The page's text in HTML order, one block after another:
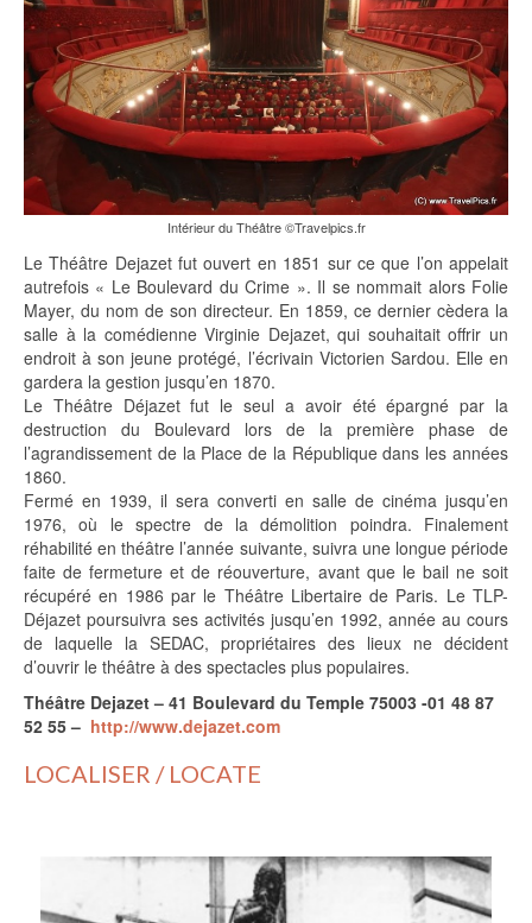
Intérieur du Théâtre ©Travelpics.fr
Le Théâtre Dejazet fut ouvert en 1851 sur ce que l’on appelait
autrefois « Le Boulevard du Crime ». Il se nommait alors Folie
Mayer, du nom de son directeur. En 1859, ce dernier cèdera la
salle à la comédienne Virginie Dejazet, qui souhaitait offrir un
endroit à son jeune protégé, l’écrivain Victorien Sardou. Elle en
gardera la gestion jusqu’en 1870.
Le Théâtre Déjazet fut le seul a avoir été épargné par la
destruction du Boulevard lors de la première phase de
l’agrandissement de la Place de la République dans les années
1860.
Fermé en 1939, il sera converti en salle de cinéma jusqu’en
1976, où le spectre de la démolition poindra. Finalement
réhabilité en théâtre l’année suivante, suivra une longue période
faite de fermeture et de réouverture, avant que le bail ne soit
récupéré en 1986 par le Théâtre Libertaire de Paris. Le TLP-
Déjazet poursuivra ses activités jusqu’en 1992, année au cours
de laquelle la SEDAC, propriétaires des lieux ne décident
d’ouvrir le théâtre à des spectacles plus populaires.
Théâtre Dejazet – 41 Boulevard du Temple 75003 -01 48 87
52 55 – http://www.dejazet.com
LOCALISER / LOCATE